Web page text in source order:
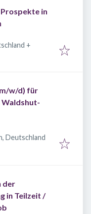
in
+
w/d) für
Waldshut-
Deutschland
der
in Teilzeit /